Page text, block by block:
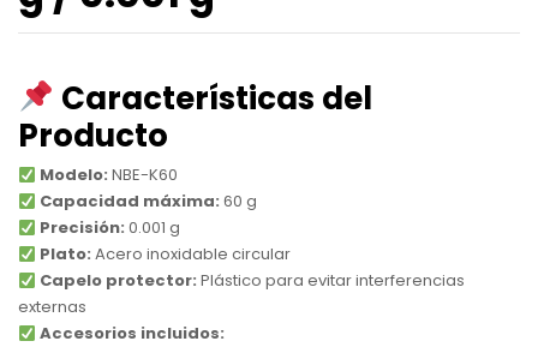
Características del
Producto
Modelo: NBE-K60
Capacidad máxima: 60 g
Precisión: 0.001 g
Plato: Acero inoxidable circular
Capelo protector: Plástico para evitar interferencias
externas
Accesorios incluidos: